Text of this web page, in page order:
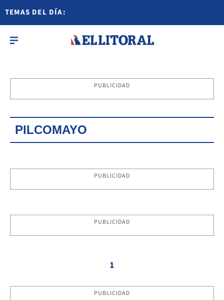
TEMAS DEL DÍA:
PUBLICIDAD
PILCOMAYO
PUBLICIDAD
PUBLICIDAD
1
PUBLICIDAD